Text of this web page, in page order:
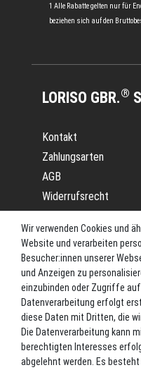
1 Alle Rabatte gelten nur für
beziehen sich auf den
LORISO GBR.®
Kontakt
Zahlungsarten
AGB
Widerrufsrecht
Datenschutz
Batterieverordnung
Versand
Blog
TOP-
Angel-Rollen
Wir verwenden Cookies und
Website und verarbeiten
Besucher:innen unserer
und Anzeigen zu
einzubinden oder Zugriffe
Datenverarbeitung erfolgt
diese Daten mit Dritten, die
Die Datenverarbeitung kann
berechtigten Interesses
abgelehnt werden. Es